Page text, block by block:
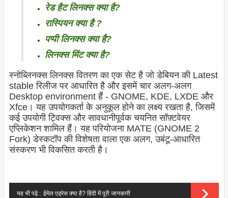
रेड हैट लिनक्स क्या है?
रास्पियन क्या है ?
पप्पी लिनक्स क्या है?
लिनक्स मिंट क्या है?
स्नोब्लिनक्स लिनक्स वितरण का एक सेट है जो डेबियन की Latest
stable रिलीज पर आधारित है और इसमें चार अलग-अलग
Desktop environment हैं - GNOME, KDE, LXDE और
Xfce। यह उपयोगकर्ता के अनुकूल होने का लक्ष्य रखता है, जिसमें
कई उपयोगी ट्विक्स और सावधानीपूर्वक चयनित सॉफ़्टवेयर
एप्लिकेशन शामिल हैं। यह परियोजना MATE (GNOME 2
Fork) डेस्कटॉप की विशेषता वाला एक अलग, उबंटू-आधारित
संस्करण भी विकसित करती है।
यह भी पढ़े : ईमेल एड्रेस क्या है? हिंदी में पूरी जानकारी